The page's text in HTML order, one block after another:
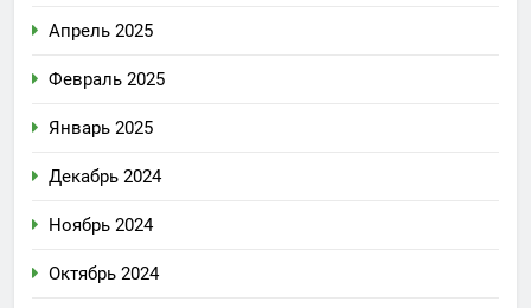
Апрель 2025
Февраль 2025
Январь 2025
Декабрь 2024
Ноябрь 2024
Октябрь 2024